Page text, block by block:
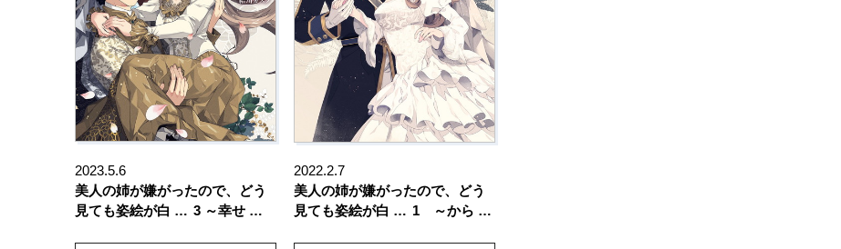
2023.5.6
美人の姉が嫌がったので、どう
見ても姿絵が白 … 3 ～幸せ …
2022.2.7
美人の姉が嫌がったので、どう
見ても姿絵が白 … 1 ～から …